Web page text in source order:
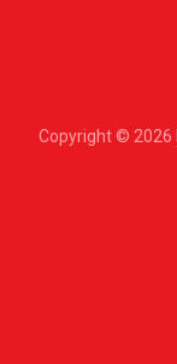
Copyright © 2026